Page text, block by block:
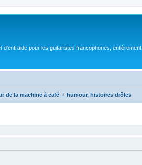
pour les guitaristes francophones, entièrement
de la machine à café humour, histoires drôles